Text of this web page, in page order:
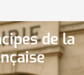
de la